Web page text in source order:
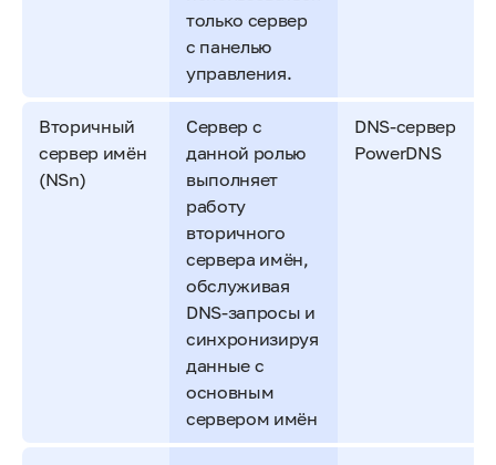
только сервер
с панелью
управления.
Вторичный
сервер имён
(NSn)
Сервер с
данной ролью
выполняет
работу
вторичного
сервера имён,
обслуживая
DNS-запросы и
синхронизируя
данные с
основным
сервером имён
DNS-сервер
PowerDNS